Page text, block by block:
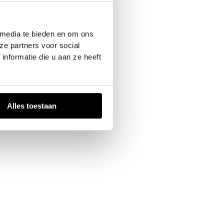
te bieden en om ons
partners voor social
die u aan ze heeft
Alles toestaan
for more information).